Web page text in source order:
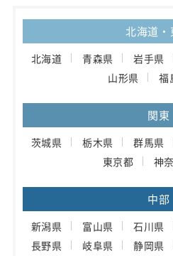
北海道・
北海道 青森県 岩手県
山形県
福
関東
茨城県 栃木県 群馬県
東京都
神
中部
新潟県 富山県 石川県
長野県
岐阜県 静岡県